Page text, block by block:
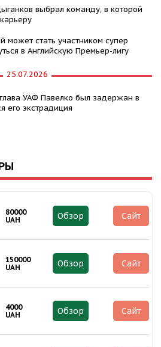
выбрал команду, в которой
может стать участником супер
в Английскую Премьер-лигу
25.07.2026
УАФ Павелко был задержан в
его экстрадиция
80000
UAH
Обзор Сайт
150000
UAH
Обзор Сайт
4000
UAH
Обзор Сайт